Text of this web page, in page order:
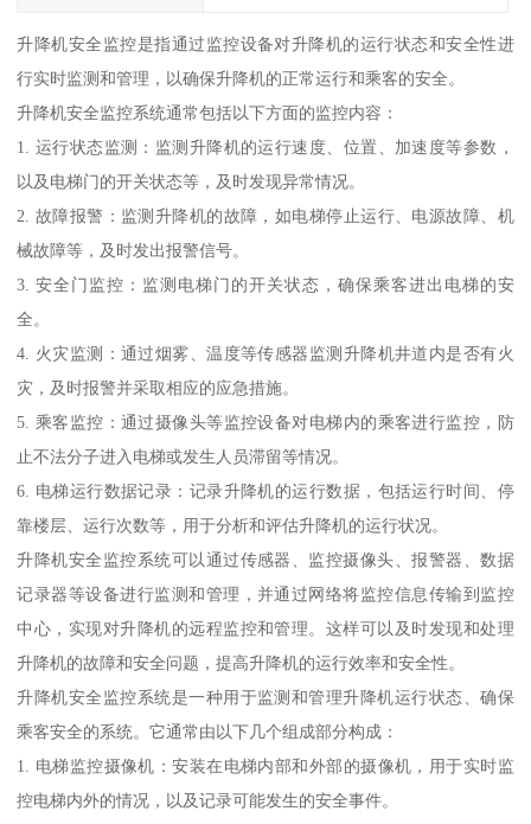
升降机安全监控是指通过监控设备对升降机的运行状态和安全性进
行实时监测和管理，以确保升降机的正常运行和乘客的安全。
升降机安全监控系统通常包括以下方面的监控内容：
1. 运行状态监测：监测升降机的运行速度、位置、加速度等参数，
以及电梯门的开关状态等，及时发现异常情况。
2. 故障报警：监测升降机的故障，如电梯停止运行、电源故障、机
械故障等，及时发出报警信号。
3. 安全门监控：监测电梯门的开关状态，确保乘客进出电梯的安
全。
4. 火灾监测：通过烟雾、温度等传感器监测升降机井道内是否有火
灾，及时报警并采取相应的应急措施。
5. 乘客监控：通过摄像头等监控设备对电梯内的乘客进行监控，防
止不法分子进入电梯或发生人员滞留等情况。
6. 电梯运行数据记录：记录升降机的运行数据，包括运行时间、停
靠楼层、运行次数等，用于分析和评估升降机的运行状况。
升降机安全监控系统可以通过传感器、监控摄像头、报警器、数据
记录器等设备进行监测和管理，并通过网络将监控信息传输到监控
中心，实现对升降机的远程监控和管理。这样可以及时发现和处理
升降机的故障和安全问题，提高升降机的运行效率和安全性。
升降机安全监控系统是一种用于监测和管理升降机运行状态、确保
乘客安全的系统。它通常由以下几个组成部分构成：
1. 电梯监控摄像机：安装在电梯内部和外部的摄像机，用于实时监
控电梯内外的情况，以及记录可能发生的安全事件。